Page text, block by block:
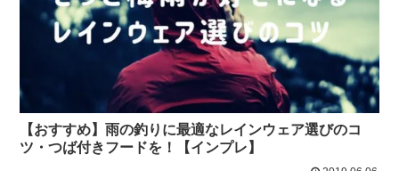
【おすすめ】雨の釣りに最適なレインウェア選びのコ
ツ・つば付きフードを！【インプレ】